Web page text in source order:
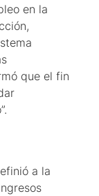
en la
que el fin
a la